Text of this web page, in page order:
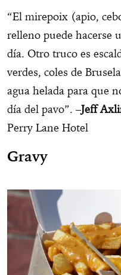
“El mirepoix (apio,
relleno puede hacerse
día. Otro truco es
verdes, coles de
agua helada para que
día del pavo”. –Jeff
Perry Lane Hotel
Gravy